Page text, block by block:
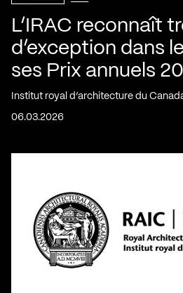
L’IRAC reconnaît
d’exception dans
ses Prix annuels
Institut royal d’architecture du
06.03.2026